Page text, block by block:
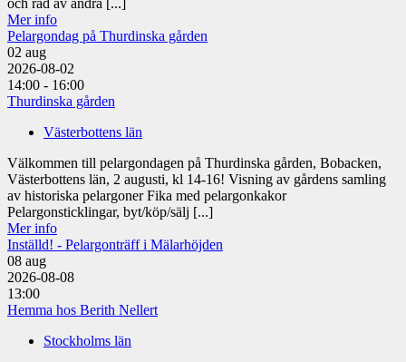
Mer info
Pelargondag på Thurdinska gården
02 aug
2026-08-02
14:00 - 16:00
Thurdinska gården
Västerbottens län
Välkommen till pelargondagen på Thurdinska gården, Bobacken,
Västerbottens län, 2 augusti, kl 14-16! Visning av gårdens samling
av historiska pelargoner Fika med pelargonkakor
Pelargonsticklingar, byt/köp/sälj [...]
Mer info
Inställd! - Pelargonträff i Mälarhöjden
08 aug
2026-08-08
13:00
Hemma hos Berith Nellert
Stockholms län